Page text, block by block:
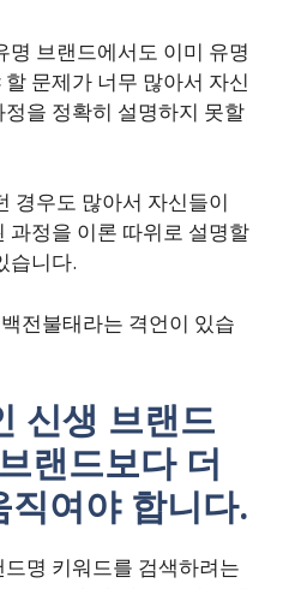
명 브랜드에서도 이미 유명
문제가 너무 많아서 자신
을 정확히 설명하지 못할
경우도 많아서 자신들이
과정을 이론 따위로 설명할
습니다.
전불태라는 격언이 있습
신생 브랜드
랜드보다 더
여야 합니다.
명 키워드를 검색하려는